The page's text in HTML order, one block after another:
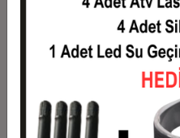
597,14 TL
539,86 TL
494,04 TL
452,84 TL
12
421,91 TL